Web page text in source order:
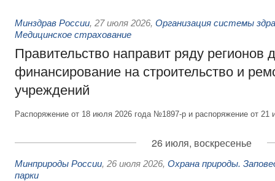
Минздрав России, 27 июля 2026, Организация системы
Медицинское страхование
Правительство направит ряду регионов
финансирование на строительство и
учреждений
Распоряжение от 18 июля 2026 года №1897-р и распоряжение от
26 июля, воскресенье
Минприроды России, 26 июля 2026, Охрана природы.
парки